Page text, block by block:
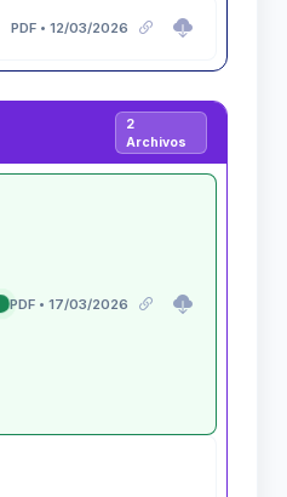
PDF • 12/03/2026
2
Archivos
PDF • 17/03/2026